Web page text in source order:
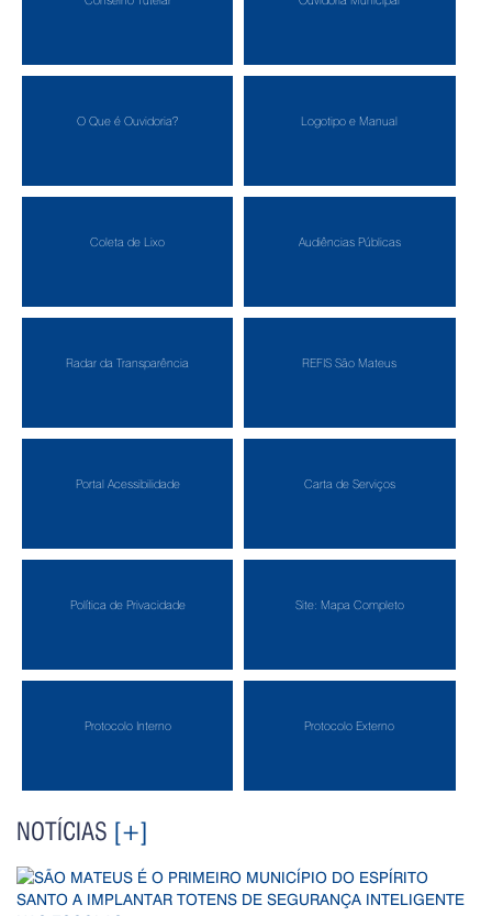
O Que é Ouvidoria? Logotipo e Manual
Coleta de Lixo Audiências Públicas
Radar da Transparência REFIS São Mateus
Portal Acessibilidade Carta de Serviços
Política de Privacidade Site: Mapa Completo
Protocolo Interno Protocolo Externo
NOTÍCIAS [+]